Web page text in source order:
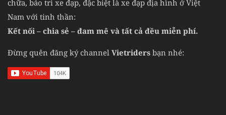
chữa, bảo trì xe đạp, đặc biệt là xe đạp địa hình ở Việt
Nam với tinh thần:
Kết nối – chia sẻ – đam mê và tất cả đều miễn phí.
Đừng quên đăng ký channel Vietriders bạn nhé: